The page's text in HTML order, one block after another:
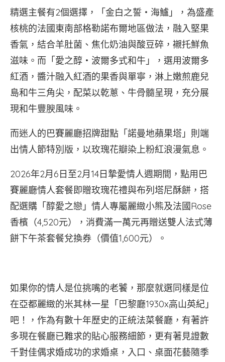
精選主餐有2個選擇，「金白之誓‧海鱸」，為盛產
核桃的法國東南部格勒諾布爾地區做法，融入堅果
香氣，結合羊肚菌、焦化奶油與酸豆碎，襯托鮮魚
滋味。而「愛之醇‧波爾多式和牛」，選用波爾多
紅酒，醬汁融入紅酒的果香與單寧，淋上嫩煎鹿兒
島和牛三角尖，配菜以乾蔥、牛骨髓呈現，充分展
現和牛豐腴風味。
而迷人的巴賽麗廳招牌甜點「諾曼地蘋果塔」則端
出情人節特別版，以玫瑰花瓣染上粉紅浪漫氣息。
2026年2月6日至2月14日摯愛情人週期間，點用巴
賽麗廳情人套餐即贈玫瑰花禮與布列塔尼酥餅，搭
配選購「醇愛之戀」情人專屬麗緻小熊及法國Rose
香檳（4,520元），消費滿一萬元再贈送雙人法式薄
餅下午茶套餐兌換券（價值1,600元）。
如果你的情人是位挑嘴的老饕，那麼就選同樣是位
在亞都麗緻的米其林一星「巴黎廳1930x高山英紀」
吧！，作為有數十年歷史的正統法菜餐廳，有著許
多現在餐廳已難求的貼心服務細節，更有著見證數
千對佳偶求婚成功的求婚桌，入口、桌面花藝隨季